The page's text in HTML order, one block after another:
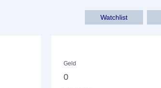
Watchlist
Geld
0